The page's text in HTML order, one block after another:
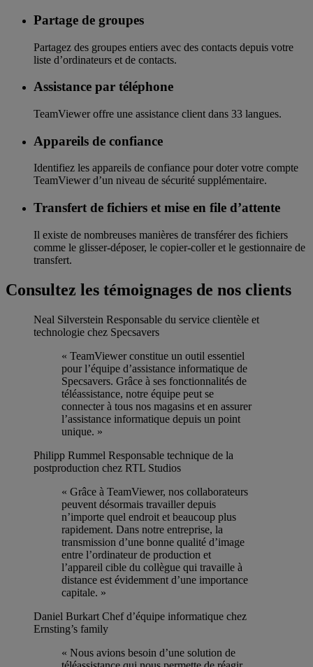
Partage de groupes
Partagez des groupes entiers avec des contacts depuis votre
liste d’ordinateurs et de contacts.
Assistance par téléphone
TeamViewer offre une assistance client dans 33 langues.
Appareils de confiance
Identifiez les appareils de confiance pour doter votre compte
TeamViewer d’un niveau de sécurité supplémentaire.
Transfert de fichiers et mise en file d’attente
Il existe de nombreuses manières de transférer des fichiers
comme le glisser-déposer, le copier-coller et le gestionnaire de
transfert.
Consultez les témoignages de nos clients
Neal Silverstein Responsable du service clientèle et
technologie chez Specsavers
« TeamViewer constitue un outil essentiel
pour l’équipe d’assistance informatique de
Specsavers. Grâce à ses fonctionnalités de
téléassistance, notre équipe peut se
connecter à tous nos magasins et en assurer
l’assistance informatique depuis un point
unique. »
Philipp Rummel Responsable technique de la
postproduction chez RTL Studios
« Grâce à TeamViewer, nos collaborateurs
peuvent désormais travailler depuis
n’importe quel endroit et beaucoup plus
rapidement. Dans notre entreprise, la
transmission d’une bonne qualité d’image
entre l’ordinateur de production et
l’appareil cible du collègue qui travaille à
distance est évidemment d’une importance
capitale. »
Daniel Burkart Chef d’équipe informatique chez
Ernsting’s family
« Nous avions besoin d’une solution de